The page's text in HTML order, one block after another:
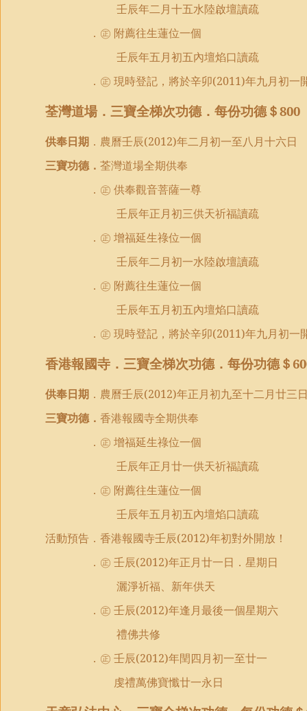
壬辰年二月十五水陸啟壇讀疏
．㊣ 附薦往生蓮位一個
壬辰年五月初五內壇焰口讀疏
．㊣ 現時登記，將於辛卯(2011)年九月初一
荃灣道場．三寶全梯次功德．每份功德＄800
供奉日期 ．農曆壬辰(2012)年二月初一至八月十六日
三寶功德． 荃灣道場全期供奉
．㊣ 供奉觀音菩薩一尊
壬辰年正月初三供天祈福讀疏
．㊣ 增福延生祿位一個
壬辰年二月初一水陸啟壇讀疏
．㊣ 附薦往生蓮位一個
壬辰年五月初五內壇焰口讀疏
．㊣ 現時登記，將於辛卯(2011)年九月初一
香港報國寺．三寶全梯次功德．每份功德＄
供奉日期 ．農曆壬辰(2012)年正月初九至十二月廿三
三寶功德． 香港報國寺全期供奉
．㊣ 增福延生祿位一個
壬辰年正月廿一供天祈福讀疏
．㊣ 附薦往生蓮位一個
壬辰年五月初五內壇焰口讀疏
活動預告．香港報國寺壬辰(2012)年初對外開放！
．㊣ 壬辰(2012)年正月廿一日．星期日
灑淨祈福、新年供天
．㊣ 壬辰(2012)年逢月最後一個星期六
禮佛共修
．㊣ 壬辰(2012)年閏四月初一至廿一
虔禮萬佛寶懺廿一永日